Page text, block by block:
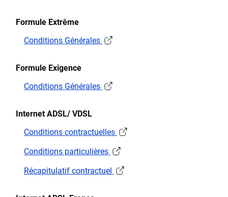
Formule Extrême
Conditions Générales
Formule Exigence
Conditions Générales
Internet ADSL/ VDSL
Conditions contractuelles
Conditions particulières
Récapitulatif contractuel